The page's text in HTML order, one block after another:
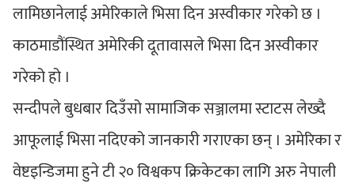
लामिछानेलाई अमेरिकाले भिसा दिन अस्वीकार गरेको छ ।
काठमाडौंस्थित अमेरिकी दूतावासले भिसा दिन अस्वीकार
गरेको हो ।
सन्दीपले बुधबार दिउँसो सामाजिक सञ्जालमा स्टाटस लेख्दै
आफूलाई भिसा नदिएको जानकारी गराएका छन् । अमेरिका र
वेष्टइन्डिजमा हुने टी २० विश्वकप क्रिकेटका लागि अरु नेपाली